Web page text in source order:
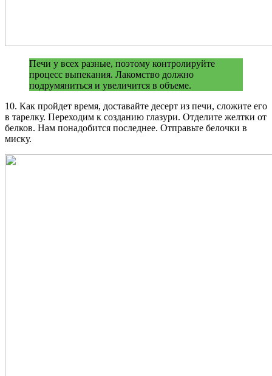
Печи у всех разные, поэтому контролируйте
процесс выпекания. Лакомство должно
подрумяниться и увеличится в объеме.
10. Как пройдет время, доставайте десерт из печи, сложите его
в тарелку. Переходим к созданию глазури. Отделите желтки от
белков. Нам понадобится последнее. Отправьте белочки в
миску.